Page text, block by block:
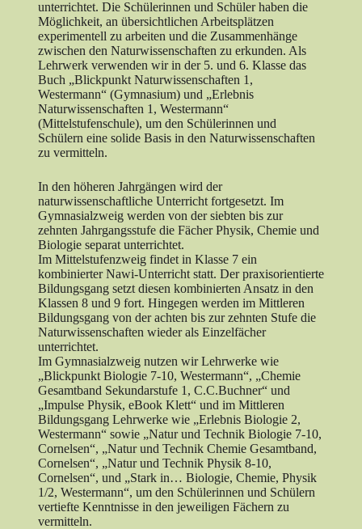
unterrichtet. Die Schülerinnen und Schüler haben die
Möglichkeit, an übersichtlichen Arbeitsplätzen
experimentell zu arbeiten und die Zusammenhänge
zwischen den Naturwissenschaften zu erkunden. Als
Lehrwerk verwenden wir in der 5. und 6. Klasse das
Buch „Blickpunkt Naturwissenschaften 1,
Westermann“ (Gymnasium) und „Erlebnis
Naturwissenschaften 1, Westermann“
(Mittelstufenschule), um den Schülerinnen und
Schülern eine solide Basis in den Naturwissenschaften
zu vermitteln.
In den höheren Jahrgängen wird der
naturwissenschaftliche Unterricht fortgesetzt. Im
Gymnasialzweig werden von der siebten bis zur
zehnten Jahrgangsstufe die Fächer Physik, Chemie und
Biologie separat unterrichtet.
Im Mittelstufenzweig findet in Klasse 7 ein
kombinierter Nawi-Unterricht statt. Der praxisorientierte
Bildungsgang setzt diesen kombinierten Ansatz in den
Klassen 8 und 9 fort. Hingegen werden im Mittleren
Bildungsgang von der achten bis zur zehnten Stufe die
Naturwissenschaften wieder als Einzelfächer
unterrichtet.
Im Gymnasialzweig nutzen wir Lehrwerke wie
„Blickpunkt Biologie 7-10, Westermann“, „Chemie
Gesamtband Sekundarstufe 1, C.C.Buchner“ und
„Impulse Physik, eBook Klett“ und im Mittleren
Bildungsgang Lehrwerke wie „Erlebnis Biologie 2,
Westermann“ sowie „Natur und Technik Biologie 7-10,
Cornelsen“, „Natur und Technik Chemie Gesamtband,
Cornelsen“, „Natur und Technik Physik 8-10,
Cornelsen“, und „Stark in… Biologie, Chemie, Physik
1/2, Westermann“, um den Schülerinnen und Schülern
vertiefte Kenntnisse in den jeweiligen Fächern zu
vermitteln.